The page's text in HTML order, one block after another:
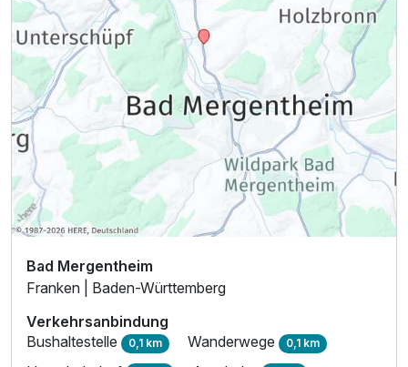
Bad Mergentheim
Franken | Baden-Württemberg
Verkehrsanbindung
Bushaltestelle 0,1 km Wanderwege 0,1 km